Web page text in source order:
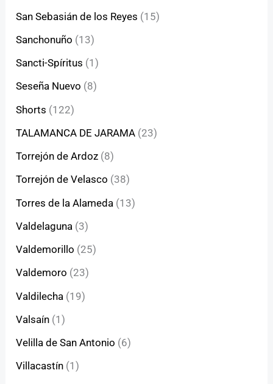
San Sebasián de los Reyes (15)
Sanchonuño (13)
Sancti-Spíritus (1)
Seseña Nuevo (8)
Shorts (122)
TALAMANCA DE JARAMA (23)
Torrejón de Ardoz (8)
Torrejón de Velasco (38)
Torres de la Alameda (13)
Valdelaguna (3)
Valdemorillo (25)
Valdemoro (23)
Valdilecha (19)
Valsaín (1)
Velilla de San Antonio (6)
Villacastín (1)